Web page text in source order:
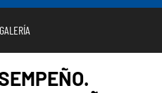
GALERÍA